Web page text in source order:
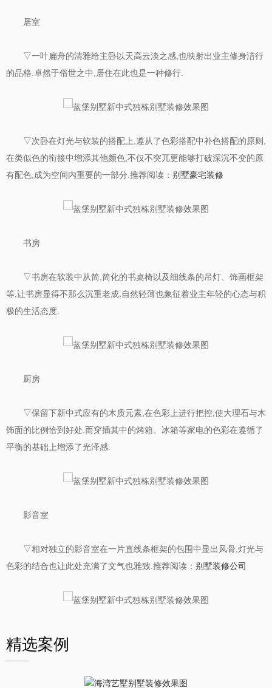
居室
▽一叶扁舟的清雅给主卧以天高云淡之感,也映射出业主修身洁行
的品格.卓然于俗世之中,居住在此也是一种修行.
▽次卧在灯光与软装的搭配上,遵从了色彩搭配中补色搭配的原则,
在类似色的衔接中增添其他颜色,不仅不突兀更能够打破深沉不变的原
有配色,成为空间内重要的一部分.推荐阅读： 别墅豪宅装修
书房
▽书房在软装中从简,简化的书桌椅以及细线条的吊灯、饰画框架
等,让书房显得不那么沉重老成.自然轻薄也象征着业主年轻的心态与积
极的生活态度.
厨房
▽保留下新中式应有的木质元素,在色彩上进行把控,使大理石与木
饰面的比例恰到好处.而穿插其中的烤箱、冰箱等家电的色彩在遵循了
平衡的基础上增添了光泽感.
影音室
▽相对独立的影音室在一片直线条框架的包围中显出风骨,灯光与
色彩的结合也让此处充满了文气也雅致.推荐阅读： 别墅装修公司
精选案例